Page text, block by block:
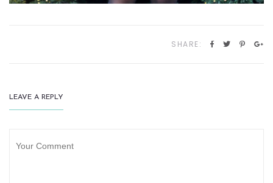
SHARE:
LEAVE A REPLY